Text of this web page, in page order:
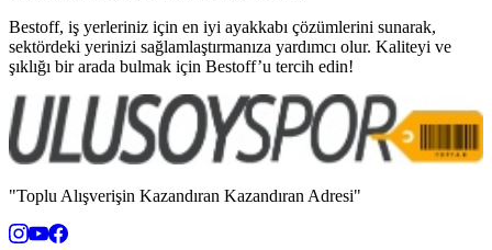
Bestoff, iş yerleriniz için en iyi ayakkabı çözümlerini sunarak,
sektördeki yerinizi sağlamlaştırmanıza yardımcı olur. Kaliteyi ve
şıklığı bir arada bulmak için Bestoff’u tercih edin!
"Toplu Alışverişin Kazandıran Kazandıran Adresi"